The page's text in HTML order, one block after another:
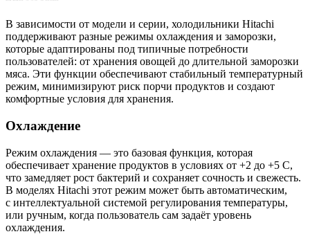
В зависимости от модели и серии, холодильники Hitachi
поддерживают разные режимы охлаждения и заморозки,
которые адаптированы под типичные потребности
пользователей: от хранения овощей до длительной заморозки
мяса. Эти функции обеспечивают стабильный температурный
режим, минимизируют риск порчи продуктов и создают
комфортные условия для хранения.
Охлаждение
Режим охлаждения — это базовая функция, которая
обеспечивает хранение продуктов в условиях от +2 до +5 C,
что замедляет рост бактерий и сохраняет сочность и свежесть.
В моделях Hitachi этот режим может быть автоматическим,
с интеллектуальной системой регулирования температуры,
или ручным, когда пользователь сам задаёт уровень
охлаждения.